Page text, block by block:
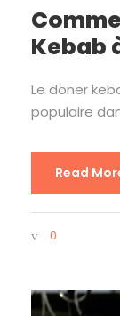
Kebab
Le döner
populaire
Read
0